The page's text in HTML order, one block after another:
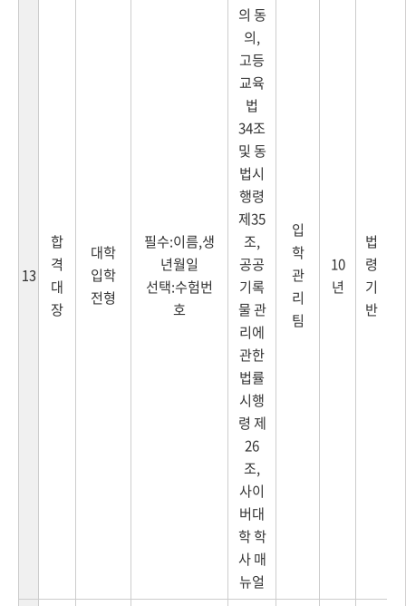
13
합
격
대
장
대학
입학
전형
필수:이름,생
년월일
선택:수험번
호
의 동
의,
고등
교육
법
34조
및 동
법시
행령
제35
조,
공공
기록
물 관
리에
관한
법률
시행
령 제
26
조,
사이
버대
학 학
사 매
뉴얼
입
학
관
리
팀
10
년
법
령
기
반